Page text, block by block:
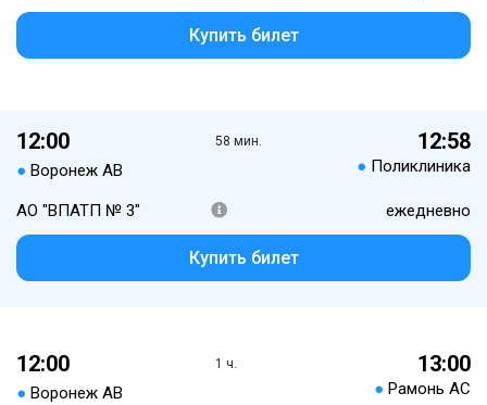
Купить билет
12:00
● Воронеж АВ
58 мин. 12:58
● Поликлиника
АО "ВПАТП № 3" ежедневно
Купить билет
12:00
● Воронеж АВ
1 ч. 13:00
● Рамонь АС